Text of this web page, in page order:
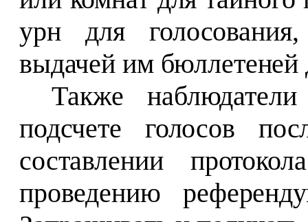
урн для
выдачей им бюллетеней
Также
подсчете голосов
составлении
проведению